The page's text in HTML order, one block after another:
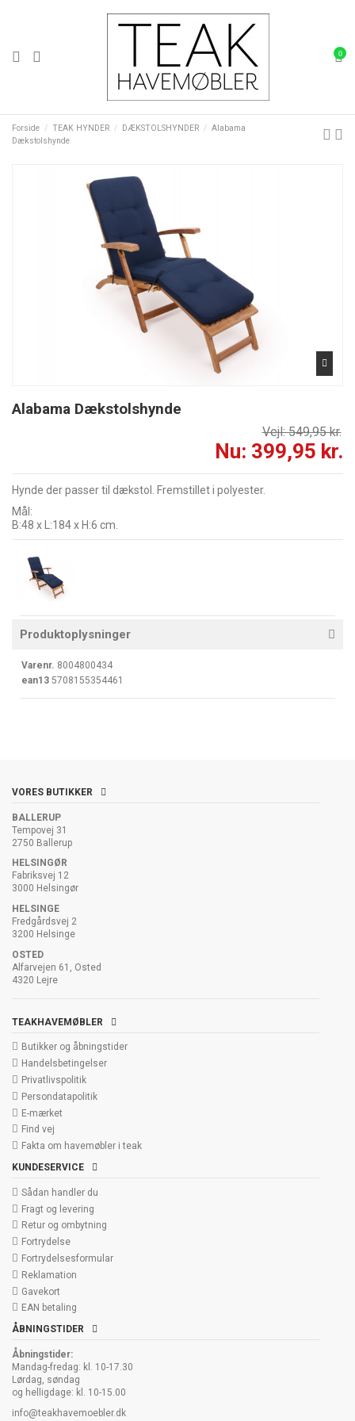
0
Forside TEAK HYNDER DÆKSTOLSHYNDER
Alabama
Dækstolshynde
Alabama Dækstolshynde
Vejl: 549,95 kr.
Nu: 399,95 kr.
Hynde der passer til dækstol. Fremstillet i polyester.
Mål:
B:48 x L:184 x H:6 cm.
Produktoplysninger
Varenr. 8004800434
ean13 5708155354461
VORES BUTIKKER
BALLERUP
Tempovej 31
2750 Ballerup
HELSINGØR
Fabriksvej 12
3000 Helsingør
HELSINGE
Fredgårdsvej 2
3200 Helsinge
OSTED
Alfarvejen 61, Osted
4320 Lejre
TEAKHAVEMØBLER
Butikker og åbningstider
Handelsbetingelser
Privatlivspolitik
Persondatapolitik
E-mærket
Find vej
Fakta om havemøbler i teak
KUNDESERVICE
Sådan handler du
Fragt og levering
Retur og ombytning
Fortrydelse
Fortrydelsesformular
Reklamation
Gavekort
EAN betaling
ÅBNINGSTIDER
Åbningstider:
Mandag-fredag: kl. 10-17.30
Lørdag, søndag
og helligdage: kl. 10-15.00
info@teakhavemoebler.dk